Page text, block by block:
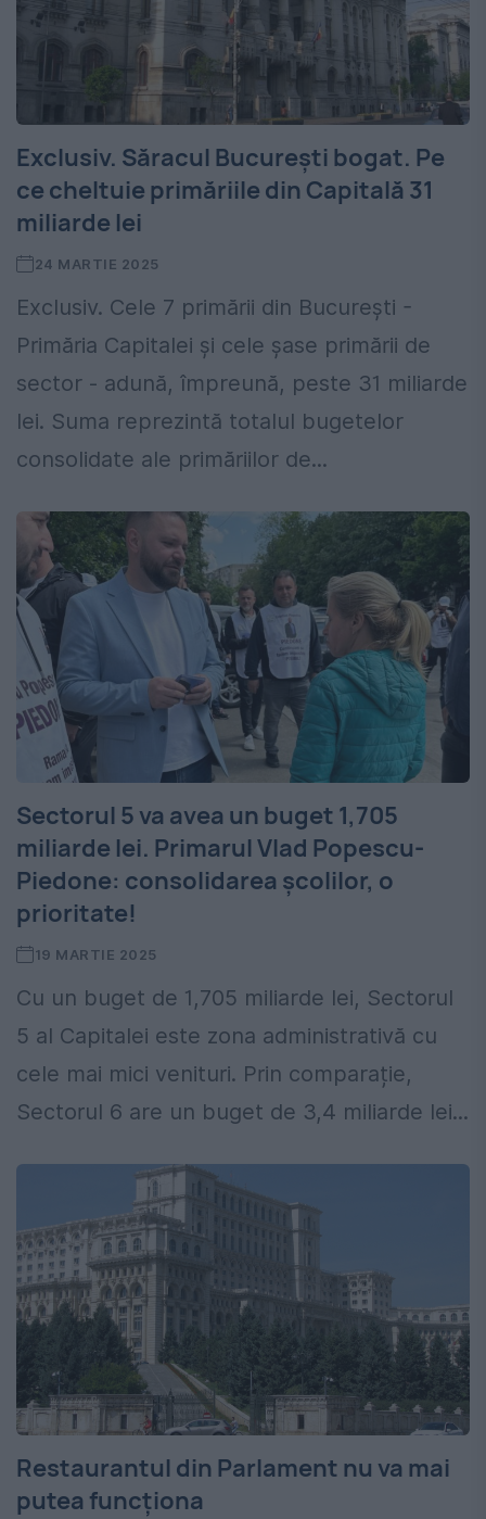
Exclusiv. Săracul București bogat. Pe
ce cheltuie primăriile din Capitală 31
miliarde lei
24 MARTIE 2025
Exclusiv. Cele 7 primării din București -
Primăria Capitalei și cele șase primării de
sector - adună, împreună, peste 31 miliarde
lei. Suma reprezintă totalul bugetelor
consolidate ale primăriilor de...
Sectorul 5 va avea un buget 1,705
miliarde lei. Primarul Vlad Popescu-
Piedone: consolidarea școlilor, o
prioritate!
19 MARTIE 2025
Cu un buget de 1,705 miliarde lei, Sectorul
5 al Capitalei este zona administrativă cu
cele mai mici venituri. Prin comparație,
Sectorul 6 are un buget de 3,4 miliarde lei...
Restaurantul din Parlament nu va mai
putea funcționa